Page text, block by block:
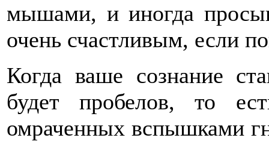
мышами, и иногда
очень счастливым, если
Когда ваше сознание
будет пробелов, то
омраченных вспышками